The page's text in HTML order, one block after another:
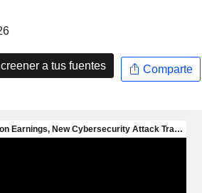
a tus fuentes Comparte